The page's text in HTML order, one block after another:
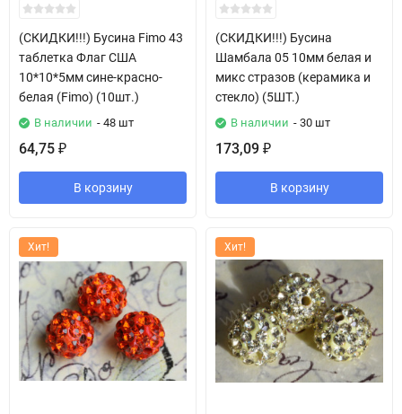
(СКИДКИ!!!) Бусина Fimo 43
таблетка Флаг США
10*10*5мм сине-красно-
белая (Fimo) (10шт.)
В наличии - 48 шт
64,75 ₽
В корзину
(СКИДКИ!!!) Бусина
Шамбала 05 10мм белая и
микс стразов (керамика и
стекло) (5ШТ.)
В наличии - 30 шт
173,09 ₽
В корзину
Хит! Хит!